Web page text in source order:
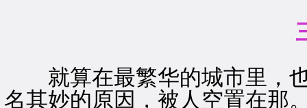
就算在最繁华的城市里，也
名其妙的原因，被人空置在那